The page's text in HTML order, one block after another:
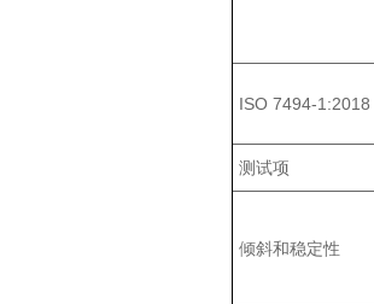
ISO 7494-1:2018
测试项
倾斜和稳定性